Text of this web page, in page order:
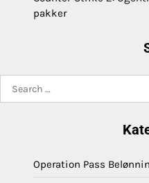
pakker
for:
Operation Pass